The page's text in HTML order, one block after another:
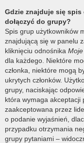
Gdzie znajduje się
dołączyć do grupy?
Spis grup użytkowników
znajdującą się w panelu
kliknięciu odnośnika
dla każdego. Niektóre
członka, niektóre mogą
ukrytych członków.
grupy, naciskając
która wymaga akceptacji
zaakceptowana przez
o podanie wyjaśnień,
przypadku otrzymania
grupy pytaniami –